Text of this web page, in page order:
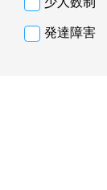
発達障害